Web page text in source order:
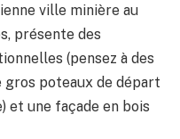
ville minière au
présente des
(pensez à des
gros poteaux de départ
et une façade en bois